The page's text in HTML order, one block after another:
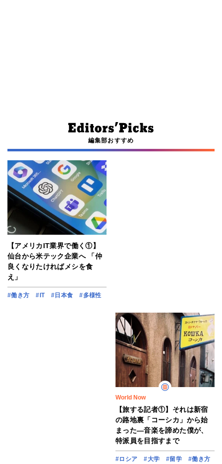
編集部おすすめ
【アメリカIT業界で働く①】
仙台から米テック企業へ 「仲
良くなりたければメシを食
え」
#働き方 #IT #日本食 #多様性
World Now
【旅する記者①】それは新宿
の路地裏「コーシカ」から始
まった―音楽を諦めた僕が、
特派員を目指すまで
#ロシア #大学 #留学
#働き方